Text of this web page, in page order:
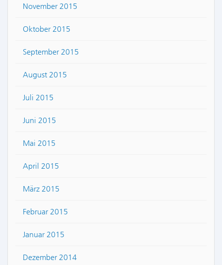
November 2015
Oktober 2015
September 2015
August 2015
Juli 2015
Juni 2015
Mai 2015
April 2015
März 2015
Februar 2015
Januar 2015
Dezember 2014